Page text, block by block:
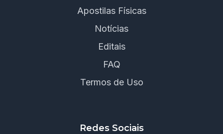
Apostilas Físicas
Notícias
Editais
FAQ
Termos de Uso
Redes Sociais